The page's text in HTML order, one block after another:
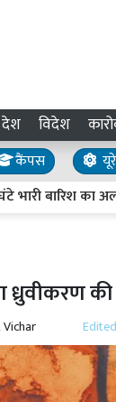
देश विदेश
कैंपस
का अलर्ट, 17
की